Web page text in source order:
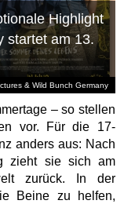
& Wild Bunch Germany
Highlight
startet am 13.
– so stellen
vor. Für die 17-
anders aus: Nach
zieht sie sich am
zurück. In der
Beine zu helfen,